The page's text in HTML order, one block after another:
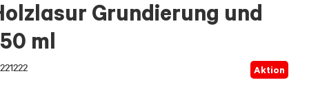
Grundierung und
ml
Aktion